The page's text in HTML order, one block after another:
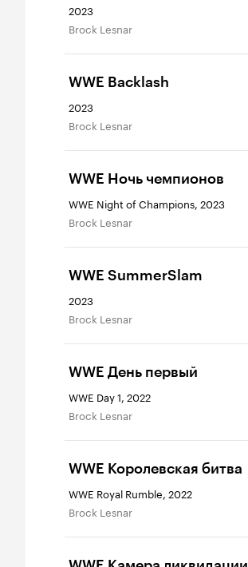
2023
Brock Lesnar
WWE Backlash
2023
Brock Lesnar
WWE Ночь чемпионов
WWE Night of Champions, 2023
Brock Lesnar
WWE SummerSlam
2023
Brock Lesnar
WWE День первый
WWE Day 1, 2022
Brock Lesnar
WWE Королевская битва
WWE Royal Rumble, 2022
Brock Lesnar